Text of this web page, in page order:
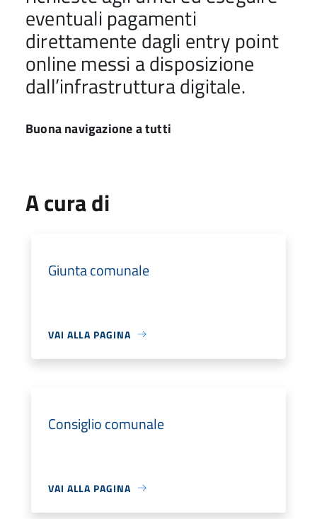
eventuali pagamenti
direttamente dagli entry point
online messi a disposizione
dall’infrastruttura digitale.
Buona navigazione a tutti
A cura di
Giunta comunale
VAI ALLA PAGINA
Consiglio comunale
VAI ALLA PAGINA